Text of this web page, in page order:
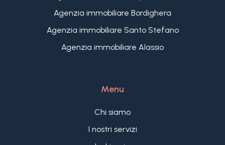
Agenzia immobiliare Bordighera
Agenzia immobiliare Santo Stefano
Agenzia immobiliare Alassio
Menu
Chi siamo
I nostri servizi